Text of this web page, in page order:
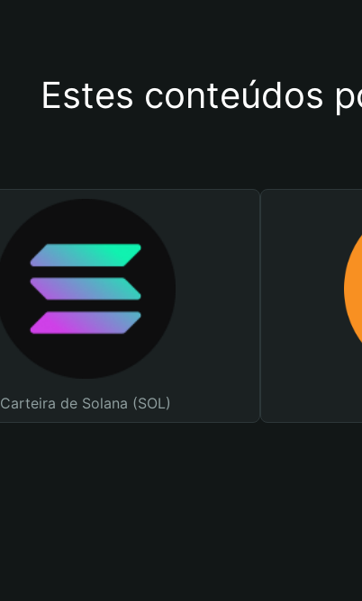
Estes conteúdos
Carteira de Solana (SOL)